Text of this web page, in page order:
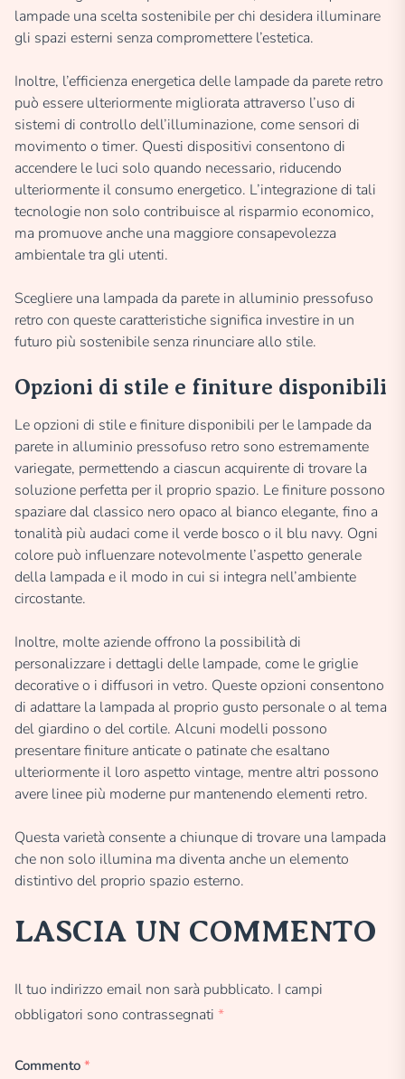
lampade una scelta sostenibile per chi desidera illuminare
gli spazi esterni senza compromettere l’estetica.
Inoltre, l’efficienza energetica delle lampade da parete retro
può essere ulteriormente migliorata attraverso l’uso di
sistemi di controllo dell’illuminazione, come sensori di
movimento o timer. Questi dispositivi consentono di
accendere le luci solo quando necessario, riducendo
ulteriormente il consumo energetico. L’integrazione di tali
tecnologie non solo contribuisce al risparmio economico,
ma promuove anche una maggiore consapevolezza
ambientale tra gli utenti.
Scegliere una lampada da parete in alluminio pressofuso
retro con queste caratteristiche significa investire in un
futuro più sostenibile senza rinunciare allo stile.
Opzioni di stile e finiture disponibili
Le opzioni di stile e finiture disponibili per le lampade da
parete in alluminio pressofuso retro sono estremamente
variegate, permettendo a ciascun acquirente di trovare la
soluzione perfetta per il proprio spazio. Le finiture possono
spaziare dal classico nero opaco al bianco elegante, fino a
tonalità più audaci come il verde bosco o il blu navy. Ogni
colore può influenzare notevolmente l’aspetto generale
della lampada e il modo in cui si integra nell’ambiente
circostante.
Inoltre, molte aziende offrono la possibilità di
personalizzare i dettagli delle lampade, come le griglie
decorative o i diffusori in vetro. Queste opzioni consentono
di adattare la lampada al proprio gusto personale o al tema
del giardino o del cortile. Alcuni modelli possono
presentare finiture anticate o patinate che esaltano
ulteriormente il loro aspetto vintage, mentre altri possono
avere linee più moderne pur mantenendo elementi retro.
Questa varietà consente a chiunque di trovare una lampada
che non solo illumina ma diventa anche un elemento
distintivo del proprio spazio esterno.
LASCIA UN COMMENTO
Il tuo indirizzo email non sarà pubblicato. I campi
obbligatori sono contrassegnati *
Commento *